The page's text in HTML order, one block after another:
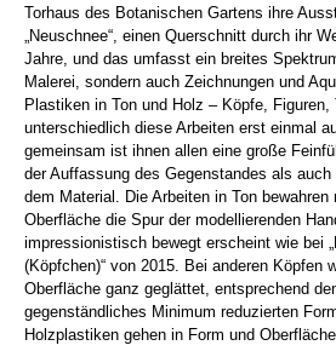
Torhaus des Botanischen Gartens ihre
„Neuschnee“, einen Querschnitt durch ihr
Jahre, und das umfasst ein breites
Malerei, sondern auch Zeichnungen und
Plastiken in Ton und Holz – Köpfe, Figuren,
unterschiedlich diese Arbeiten erst einmal
gemeinsam ist ihnen allen eine große
der Auffassung des Gegenstandes als
dem Material. Die Arbeiten in Ton bewahren
Oberfläche die Spur der modellierenden
impressionistisch bewegt erscheint wie bei
(Köpfchen)“ von 2015. Bei anderen Köpfen
Oberfläche ganz geglättet, entsprechend
gegenständliches Minimum reduzierten
Holzplastiken gehen in Form und